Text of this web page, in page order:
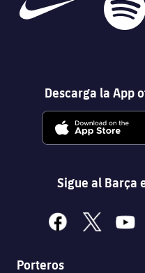
Descarga la App
Sigue al Barça
facebook
x
Porteros